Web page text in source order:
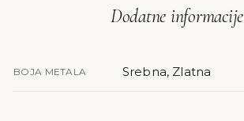
Dodatne informacije
BOJA METALA Srebna, Zlatna